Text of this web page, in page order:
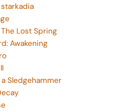
Lost Spring
Awakening
Sledgehammer